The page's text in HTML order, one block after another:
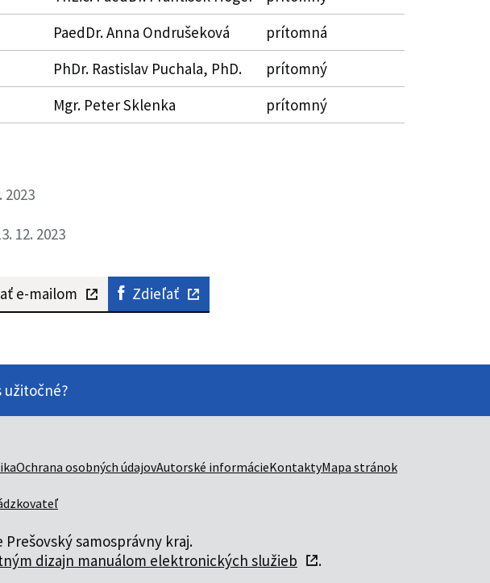
PaedDr. Anna Ondrušeková
prítomná
PhDr. Rastislav Puchala, PhD.
prítomný
Mgr. Peter Sklenka
prítomný
2023
12. 2023
e-mailom Zdieľať
užitočné?
Ochrana osobných údajovAutorské informácieKontaktyMapa stránok
samosprávny kraj.
dizajn manuálom elektronických služieb .